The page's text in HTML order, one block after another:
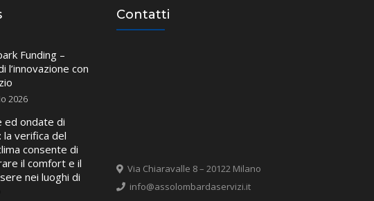
Funding –
l’innovazione con
2026
ed ondate di
la verifica del
consente di
il comfort e il
nei luoghi di
Contatti
Via Chiaravalle 8 – 20122 Milano
info@assolombardaservizi.it